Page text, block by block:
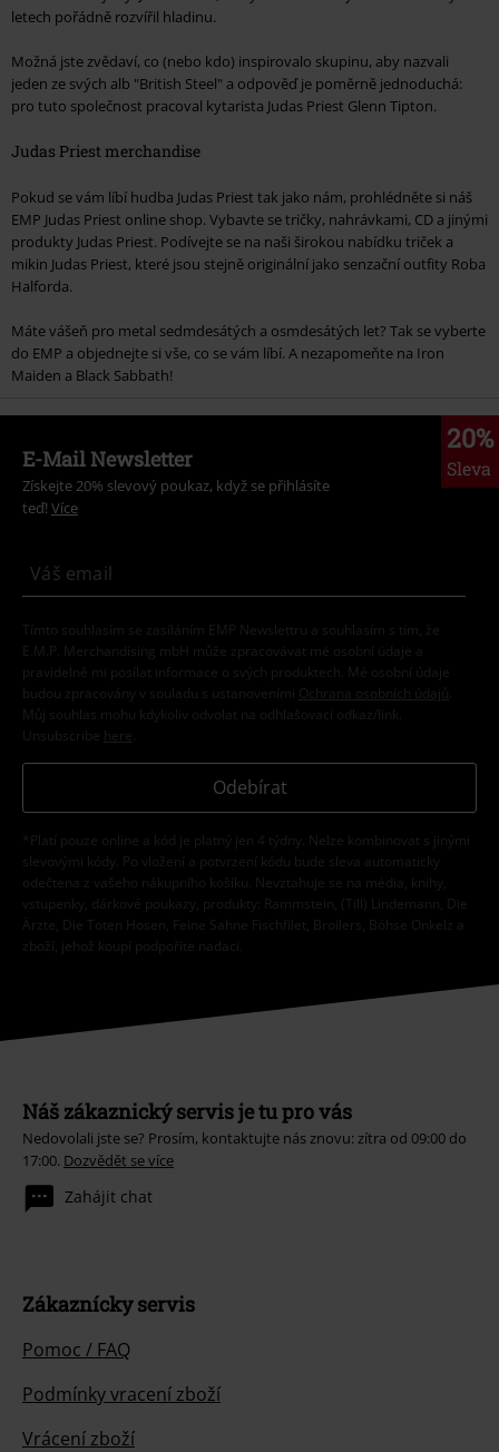
letech pořádně rozvířil hladinu.
Možná jste zvědaví, co (nebo kdo) inspirovalo skupinu, aby nazvali
jeden ze svých alb "British Steel" a odpověď je poměrně jednoduchá:
pro tuto společnost pracoval kytarista Judas Priest Glenn Tipton.
Judas Priest merchandise
Pokud se vám líbí hudba Judas Priest tak jako nám, prohlédněte si náš
EMP Judas Priest online shop. Vybavte se tričky, nahrávkami, CD a jinými
produkty Judas Priest. Podívejte se na naši širokou nabídku triček a
mikin Judas Priest, které jsou stejně originální jako senzační outfity Roba
Halforda.
Máte vášeň pro metal sedmdesátých a osmdesátých let? Tak se vyberte
do EMP a objednejte si vše, co se vám líbí. A nezapomeňte na Iron
Maiden a Black Sabbath!
20%
Sleva
E-Mail Newsletter
Získejte 20% slevový poukaz, když se přihlásíte
teď! Více
Tímto souhlasím se zasíláním EMP Newslettru a souhlasím s tím, že
E.M.P. Merchandising mbH může zpracovávat mé osobní údaje a
pravidelně mi posílat informace o svých produktech. Mé osobní údaje
budou zpracovány v souladu s ustanoveními
Ochrana osobních údajů
Můj souhlas mohu kdykoliv odvolat na odhlašovací odkaz/link.
Unsubscribe here
Odebírat
*Platí pouze online a kód je platný jen 4 týdny. Nelze kombinovat s jinými
slevovými kódy. Po vložení a potvrzení kódu bude sleva automaticky
odečtena z vašeho nákupního košíku. Nevztahuje se na média, knihy,
vstupenky, dárkové poukazy, produkty: Rammstein, (Till) Lindemann, Die
Ärzte, Die Toten Hosen, Feine Sahne Fischfilet, Broilers, Böhse Onkelz a
zboží, jehož koupí podpoříte nadaci.
Náš zákaznický servis je tu pro vás
Nedovolali jste se? Prosím, kontaktujte nás znovu: zítra od 09:00 do
17:00. Dozvědět se více
Zahájit chat
Zákaznícky servis
Pomoc / FAQ
Podmínky vracení zboží
Vrácení zboží